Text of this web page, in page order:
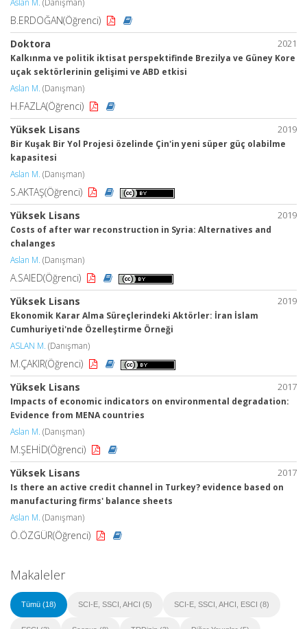
Aslan M. (Danışman)
B.ERDOĞAN(Öğrenci)
2021
Doktora
Kalkınma ve politik iktisat perspektifinde Brezilya ve Güney Kore
uçak sektörlerinin gelişimi ve ABD etkisi
Aslan M. (Danışman)
H.FAZLA(Öğrenci)
2019
Yüksek Lisans
Bir Kuşak Bir Yol Projesi özelinde Çin'in yeni süper güç olabilme
kapasitesi
Aslan M. (Danışman)
S.AKTAŞ(Öğrenci)
2019
Yüksek Lisans
Costs of after war reconstruction in Syria: Alternatives and
chalanges
Aslan M. (Danışman)
A.SAIED(Öğrenci)
2019
Yüksek Lisans
Ekonomik Karar Alma Süreçlerindeki Aktörler: İran İslam
Cumhuriyeti'nde Özelleştirme Örneği
ASLAN M. (Danışman)
M.ÇAKIR(Öğrenci)
2017
Yüksek Lisans
Impacts of economic indicators on environmental degradation:
Evidence from MENA countries
Aslan M. (Danışman)
M.ŞEHİD(Öğrenci)
2017
Yüksek Lisans
Is there an active credit channel in Turkey? evidence based on
manufacturing firms' balance sheets
Aslan M. (Danışman)
Ö.ÖZGÜR(Öğrenci)
Makaleler
Tümü (18) SCI-E, SSCI, AHCI (5) SCI-E, SSCI, AHCI, ESCI (8)